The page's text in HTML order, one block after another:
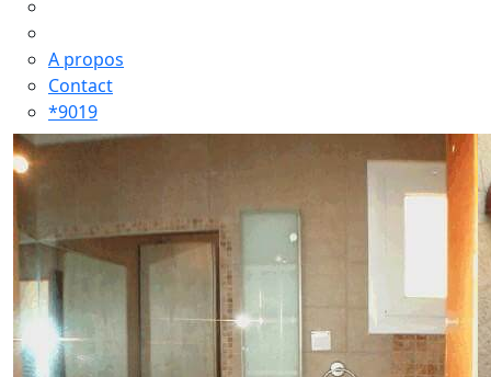
A propos
Contact
*9019